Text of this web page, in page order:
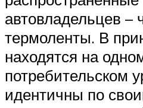
автовладельцев –
термоленты. В
находятся на
потребительском
идентичны по